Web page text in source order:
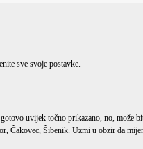
sve svoje postavke.
uvijek točno prikazano, no, može
Čakovec, Šibenik. Uzmi u obzir da